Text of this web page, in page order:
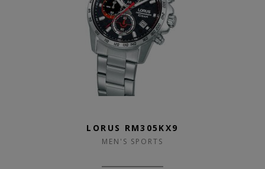
LORUS RM305KX9
MEN'S SPORTS